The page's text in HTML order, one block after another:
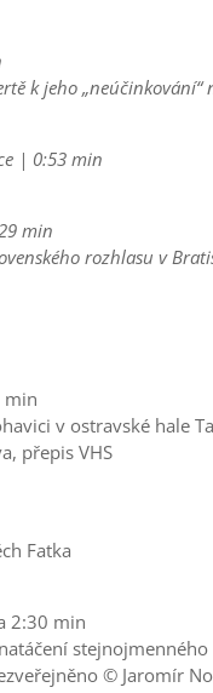
k jeho
| 0:53 min
min
rozhlasu v
min
v ostravské hale
přepis VHS
Fatka
2:30 min
stejnojmenného
© Jaromír